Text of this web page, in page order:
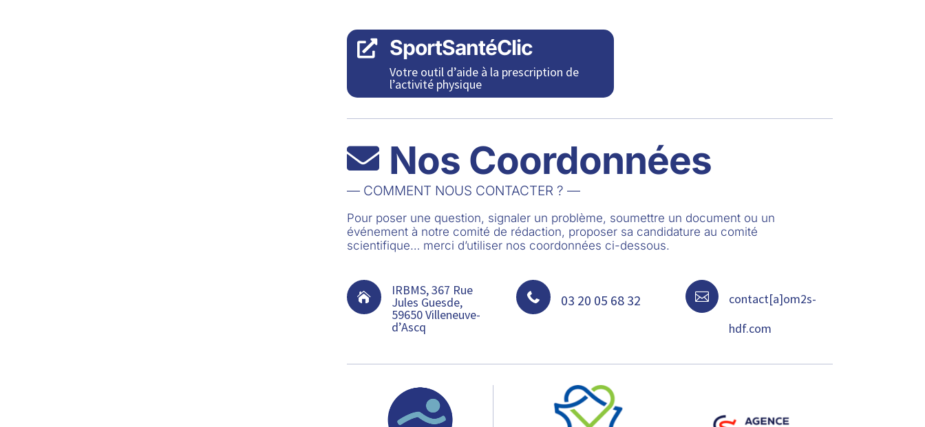
 SportSantéClic
Votre outil d’aide à la prescription de
l’activité physique
 Nos Coordonnées
— COMMENT NOUS CONTACTER ? —
Pour poser une question, signaler un problème, soumettre un document ou un
événement à notre comité de rédaction, proposer sa candidature au comité
scientifique… merci d’utiliser nos coordonnées ci-dessous.
 IRBMS, 367 Rue
Jules Guesde,
59650 Villeneuve-
d’Ascq
 03 20 05 68 32 
contact[a]om2s-
hdf.com